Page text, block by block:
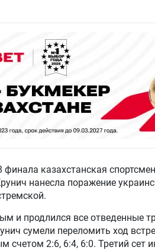
казахстанская
нанесла поражение
и продлился все отведенные
сумели переломить ход
счетом 2:6, 6:4, 6:0. Третий сет